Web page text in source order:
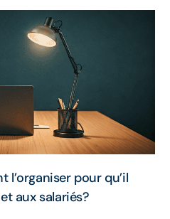
pour qu’il
aux salariés?